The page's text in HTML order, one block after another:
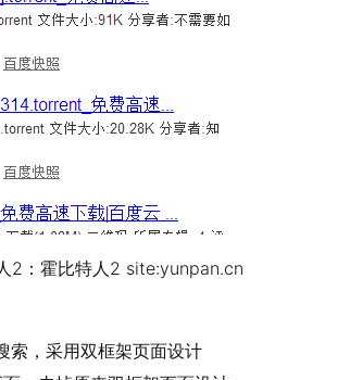
2：霍比特人2 site:yunpan.cn
索，采用双框架页面设计